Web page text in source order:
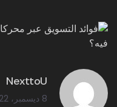
NexttoU
8 ديسمبر، 2022